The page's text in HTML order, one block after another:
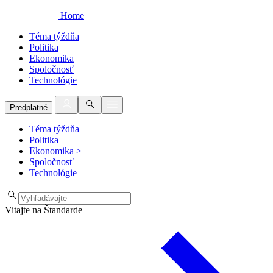
Home
Téma týždňa
Politika
Ekonomika
Spoločnosť
Technológie
Predplatné
Téma týždňa
Politika
Ekonomika >
Spoločnosť
Technológie
Vitajte na Štandarde